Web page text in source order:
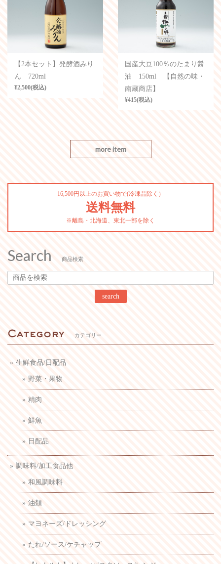
【2本セット】発酵酒みり
ん 720ml
¥2,500(税込)
国産大豆100％のたまり醤
油 150ml 【自然の味・
南蔵商店】
¥415(税込)
more item
16,500円以上のお買い物で(冷凍品除く）
送料無料
※離島・北海道、東北一部を除く
Search 商品検索
search
カテゴリー
生鮮食品/日配品
野菜・果物
精肉
鮮魚
日配品
調味料/加工食品他
和風調味料
油類
マヨネーズ/ドレッシング
たれ/ソース/ケチャップ